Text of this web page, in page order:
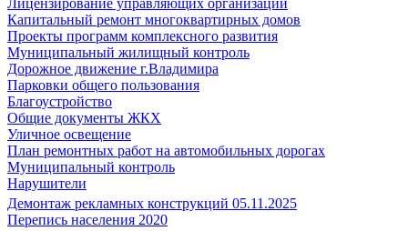
Лицензирование управляющих организаций
Капитальный ремонт многоквартирных домов
Проекты программ комплексного развития
Муниципальный жилищный контроль
Дорожное движение г.Владимира
Парковки общего пользования
Благоустройство
Общие документы ЖКХ
Уличное освещение
План ремонтных работ на автомобильных дорогах
Муниципальный контроль
Нарушители
Демонтаж рекламных конструкций 05.11.2025
Перепись населения 2020